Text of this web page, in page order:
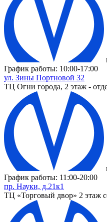
График работы: 10:00-17:00
ул. Зины Портновой 32
ТЦ Огни города, 2 этаж -
График работы: 11:00-20:00
пр. Науки, д.21к1
ТЦ «Торговый двор» 2 этаж